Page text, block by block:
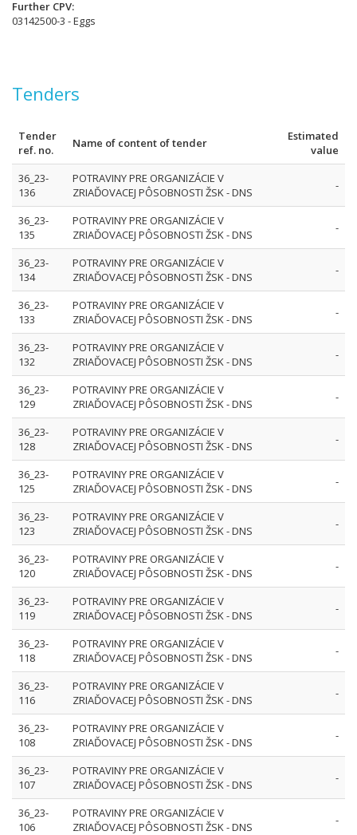
Further CPV
03142500-3 - Eggs
Tenders
Tender
ref. no.
Name of content of tender
Estimated
value
36_23-
136
POTRAVINY PRE ORGANIZÁCIE V
ZRIAĎOVACEJ PÔSOBNOSTI ŽSK - DNS
-
36_23-
135
POTRAVINY PRE ORGANIZÁCIE V
ZRIAĎOVACEJ PÔSOBNOSTI ŽSK - DNS
-
36_23-
134
POTRAVINY PRE ORGANIZÁCIE V
ZRIAĎOVACEJ PÔSOBNOSTI ŽSK - DNS
-
36_23-
133
POTRAVINY PRE ORGANIZÁCIE V
ZRIAĎOVACEJ PÔSOBNOSTI ŽSK - DNS
-
36_23-
132
POTRAVINY PRE ORGANIZÁCIE V
ZRIAĎOVACEJ PÔSOBNOSTI ŽSK - DNS
-
36_23-
129
POTRAVINY PRE ORGANIZÁCIE V
ZRIAĎOVACEJ PÔSOBNOSTI ŽSK - DNS
-
36_23-
128
POTRAVINY PRE ORGANIZÁCIE V
ZRIAĎOVACEJ PÔSOBNOSTI ŽSK - DNS
-
36_23-
125
POTRAVINY PRE ORGANIZÁCIE V
ZRIAĎOVACEJ PÔSOBNOSTI ŽSK - DNS
-
36_23-
123
POTRAVINY PRE ORGANIZÁCIE V
ZRIAĎOVACEJ PÔSOBNOSTI ŽSK - DNS
-
36_23-
120
POTRAVINY PRE ORGANIZÁCIE V
ZRIAĎOVACEJ PÔSOBNOSTI ŽSK - DNS
-
36_23-
119
POTRAVINY PRE ORGANIZÁCIE V
ZRIAĎOVACEJ PÔSOBNOSTI ŽSK - DNS
-
36_23-
118
POTRAVINY PRE ORGANIZÁCIE V
ZRIAĎOVACEJ PÔSOBNOSTI ŽSK - DNS
-
36_23-
116
POTRAVINY PRE ORGANIZÁCIE V
ZRIAĎOVACEJ PÔSOBNOSTI ŽSK - DNS
-
36_23-
108
POTRAVINY PRE ORGANIZÁCIE V
ZRIAĎOVACEJ PÔSOBNOSTI ŽSK - DNS
-
36_23-
107
POTRAVINY PRE ORGANIZÁCIE V
ZRIAĎOVACEJ PÔSOBNOSTI ŽSK - DNS
-
36_23-
106
POTRAVINY PRE ORGANIZÁCIE V
ZRIAĎOVACEJ PÔSOBNOSTI ŽSK - DNS
-